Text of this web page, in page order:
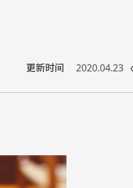
更新时间 2020.04.23